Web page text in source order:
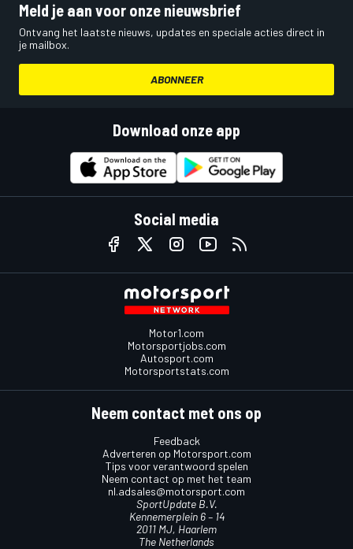
Meld je aan voor onze nieuwsbrief
Ontvang het laatste nieuws, updates en speciale acties direct in
je mailbox.
ABONNEER
Download onze app
Social media
Motor1.com
Motorsportjobs.com
Autosport.com
Motorsportstats.com
Neem contact met ons op
Feedback
Adverteren op Motorsport.com
Tips voor verantwoord spelen
Neem contact op met het team
nl.adsales@motorsport.com
SportUpdate B.V.
Kennemerplein 6 – 14
2011 MJ, Haarlem
The Netherlands